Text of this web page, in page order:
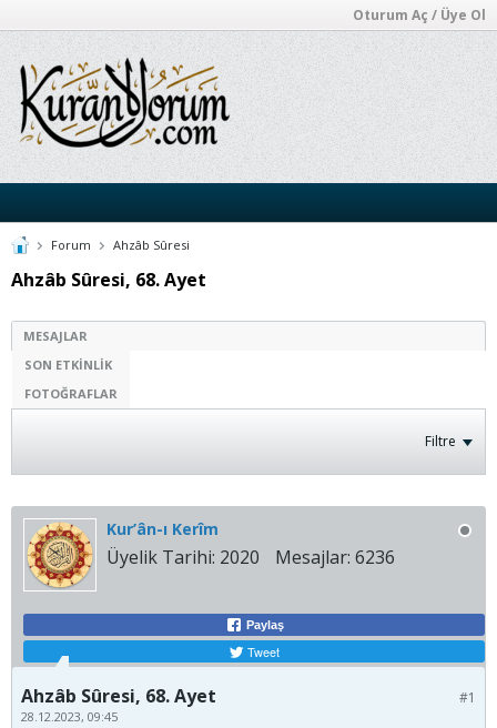
Oturum Aç / Üye Ol
Forum Ahzâb Sûresi
Ahzâb Sûresi, 68. Ayet
MESAJLAR
SON ETKINLIK
FOTOĞRAFLAR
Filtre
Kur’ân-ı Kerîm
Üyelik Tarihi: 2020 Mesajlar: 6236
Paylaş
Tweet
#1
Ahzâb Sûresi, 68. Ayet
28.12.2023, 09:45